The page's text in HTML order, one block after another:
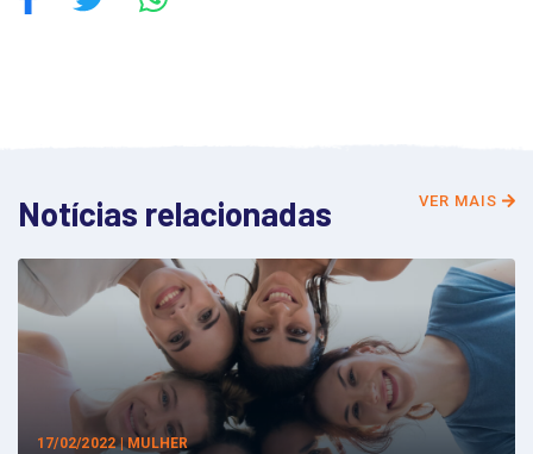
Notícias relacionadas VER MAIS
17/02/2022 | MULHER